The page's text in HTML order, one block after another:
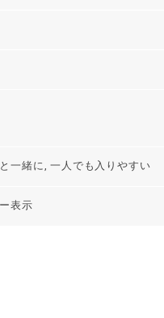
一緒に, 一人でも入りやすい
表示